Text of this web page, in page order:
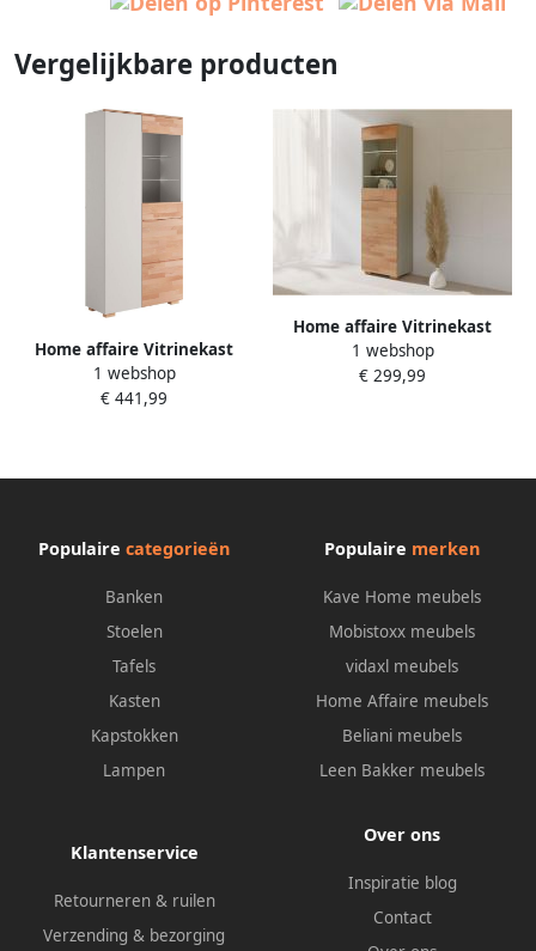
Vergelijkbare producten
Home affaire Vitrinekast
1 webshop
€ 441,99
Home affaire Vitrinekast
1 webshop
€ 299,99
Populaire categorieën
Banken
Stoelen
Tafels
Kasten
Kapstokken
Lampen
Populaire merken
Kave Home meubels
Mobistoxx meubels
vidaxl meubels
Home Affaire meubels
Beliani meubels
Leen Bakker meubels
Klantenservice
Retourneren & ruilen
Verzending & bezorging
Over ons
Inspiratie blog
Contact